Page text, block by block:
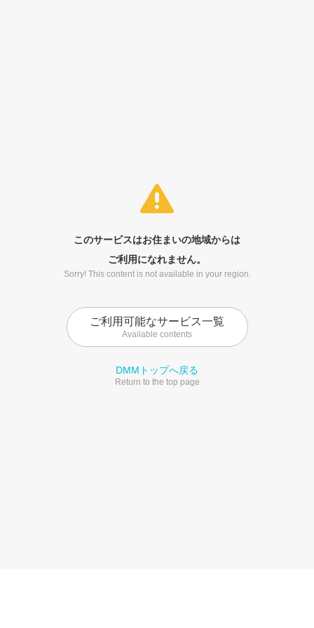
このサービスはお住まいの地域からは
ご利用になれません。
Sorry! This content is not available in your region.
ご利用可能なサービス一覧
Available contents
DMMトップへ戻る
Return to the top page